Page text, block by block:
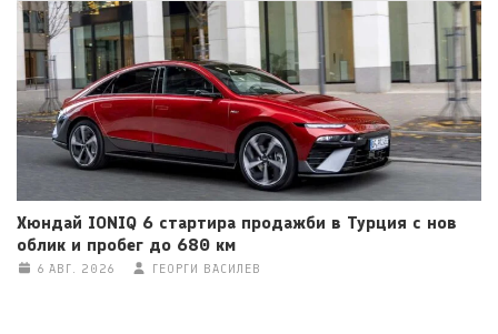
Хюндай IONIQ 6 стартира продажби в Турция с нов
облик и пробег до 680 км
6 АВГ. 2026 ГЕОРГИ ВАСИЛЕВ